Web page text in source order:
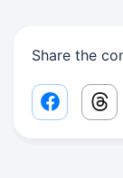
Share the
Facebook